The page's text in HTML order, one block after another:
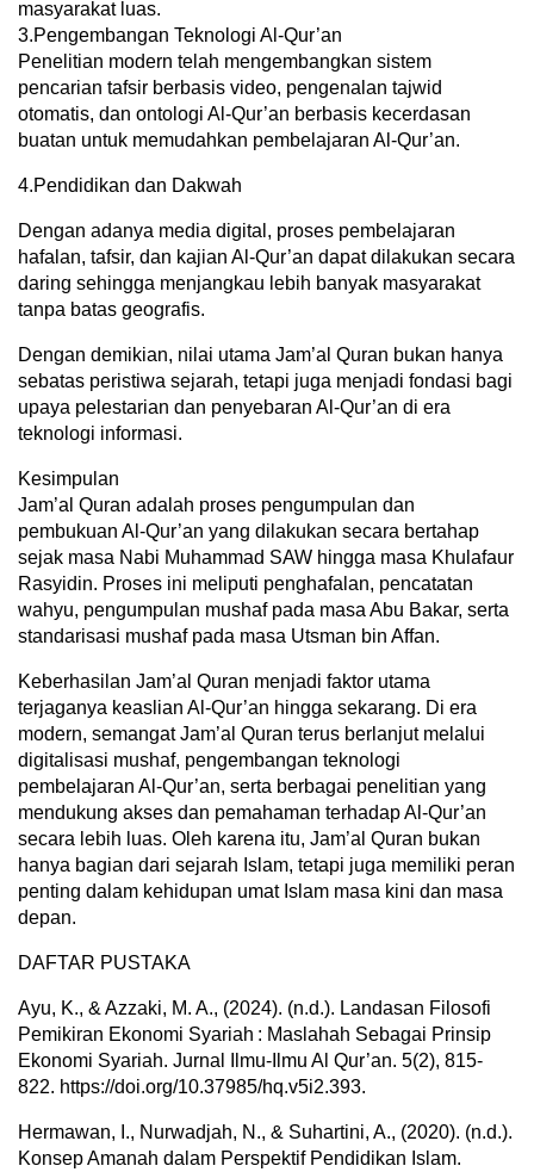
masyarakat luas.
3.Pengembangan Teknologi Al-Qur’an
Penelitian modern telah mengembangkan sistem
pencarian tafsir berbasis video, pengenalan tajwid
otomatis, dan ontologi Al-Qur’an berbasis kecerdasan
buatan untuk memudahkan pembelajaran Al-Qur’an.
4.Pendidikan dan Dakwah
Dengan adanya media digital, proses pembelajaran
hafalan, tafsir, dan kajian Al-Qur’an dapat dilakukan secara
daring sehingga menjangkau lebih banyak masyarakat
tanpa batas geografis.
Dengan demikian, nilai utama Jam’al Quran bukan hanya
sebatas peristiwa sejarah, tetapi juga menjadi fondasi bagi
upaya pelestarian dan penyebaran Al-Qur’an di era
teknologi informasi.
Kesimpulan
Jam’al Quran adalah proses pengumpulan dan
pembukuan Al-Qur’an yang dilakukan secara bertahap
sejak masa Nabi Muhammad SAW hingga masa Khulafaur
Rasyidin. Proses ini meliputi penghafalan, pencatatan
wahyu, pengumpulan mushaf pada masa Abu Bakar, serta
standarisasi mushaf pada masa Utsman bin Affan.
Keberhasilan Jam’al Quran menjadi faktor utama
terjaganya keaslian Al-Qur’an hingga sekarang. Di era
modern, semangat Jam’al Quran terus berlanjut melalui
digitalisasi mushaf, pengembangan teknologi
pembelajaran Al-Qur’an, serta berbagai penelitian yang
mendukung akses dan pemahaman terhadap Al-Qur’an
secara lebih luas. Oleh karena itu, Jam’al Quran bukan
hanya bagian dari sejarah Islam, tetapi juga memiliki peran
penting dalam kehidupan umat Islam masa kini dan masa
depan.
DAFTAR PUSTAKA
Ayu, K., & Azzaki, M. A., (2024). (n.d.). Landasan Filosofi
Pemikiran Ekonomi Syariah : Maslahah Sebagai Prinsip
Ekonomi Syariah. Jurnal Ilmu-Ilmu Al Qur’an. 5(2), 815-
822. https://doi.org/10.37985/hq.v5i2.393.
Hermawan, I., Nurwadjah, N., & Suhartini, A., (2020). (n.d.).
Konsep Amanah dalam Perspektif Pendidikan Islam.